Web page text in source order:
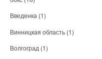
Введенка (1)
Винницкая область (1)
Волгоград (1)